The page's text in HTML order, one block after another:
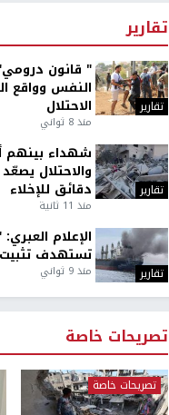
تقارير
تقارير
" قانون
النفس وواقع
الاحتلال
منذ 8 ثواني
تقارير
شهداء بينهم
والاحتلال
دقائق للإخلاء
منذ 11 ثانية
تقارير
الإعلام
تستهدف
منذ 9 ثواني
تصريحات خاصة
تصريحات خاصة